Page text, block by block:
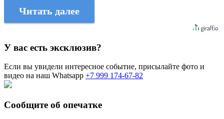
Читать далее
У вас есть эксклюзив?
Если вы увидели интересное событие, присылайте фото и
видео на наш Whatsapp +7 999 174-67-82
Сообщите об опечатке